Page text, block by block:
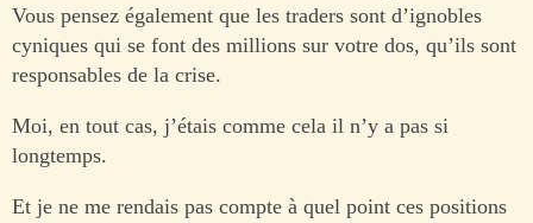
Vous pensez également que les traders sont d’ignobles
cyniques qui se font des millions sur votre dos, qu’ils sont
responsables de la crise.
Moi, en tout cas, j’étais comme cela il n’y a pas si
longtemps.
Et je ne me rendais pas compte à quel point ces positions